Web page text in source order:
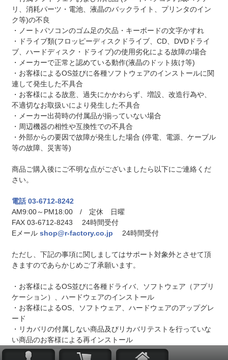
リ、消耗パーツ・電池、液晶のバックライト、プリンタのイン
ク等)の不良
・ノートパソコンのゴム足の欠品・キーボードの文字かすれ
・ドライブ類(フロッピーディスクドライブ、CD、DVDドライ
ブ、ハードディスク・ドライブ)の使用劣化による故障の場合
・メーカーで正常と認めている動作(液晶のドット抜け等)
・お客様によるOS並びに各種ソフトウェアのインストールに関
連して発生した不具合
・お客様による故意、過失にかかわらず、増設、改造行為や、
不適切なお取扱いにより発生した不具合
・メーカー出荷時の付属品が揃っていない場合
・周辺機器の相性や互換性での不具合
・外部からの要因で故障が発生した場合 (停電、電源、ケーブル
等の故障、災害等)
商品ご購入後にご不明な点がございましたら以下にご連絡くだ
さい。
電話 03-6712-8242
AM9:00～PM18:00 / 定休 日曜
FAX 03-6712-8243 24時間受付
Eメール shop@r-factory.co.jp 24時間受付
ただし、下記の事項に関しましてはサポート対象外とさせて頂
きますのであらかじめご了承願います。
・お客様によるOS並びに各種ドライバ、ソフトウェア（アプリ
ケーション）、ハードウェアのインストール
・お客様によるOS、ソフトウェア、ハードウェアのアップグレ
ード
・リカバリの付属しない商品及びリカバリテストを行っていな
い商品のお客様による再インストール